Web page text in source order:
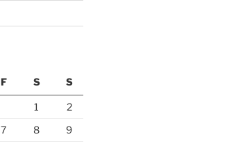
F S S
1
2
7 8
9